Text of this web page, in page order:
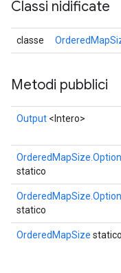
Classi nidificate
classe
Metodi pubblici
Output <Intero>
statico
statico
OrderedMapSize statico